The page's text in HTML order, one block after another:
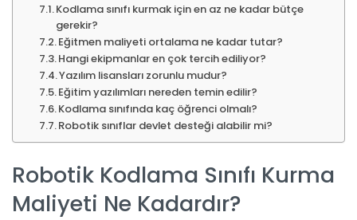
Kodlama sınıfı kurmak için en az ne kadar bütçe
gerekir?
Eğitmen maliyeti ortalama ne kadar tutar?
Hangi ekipmanlar en çok tercih ediliyor?
Yazılım lisansları zorunlu mudur?
Eğitim yazılımları nereden temin edilir?
Kodlama sınıfında kaç öğrenci olmalı?
Robotik sınıflar devlet desteği alabilir mi?
Robotik Kodlama Sınıfı Kurma
Maliyeti Ne Kadardır?